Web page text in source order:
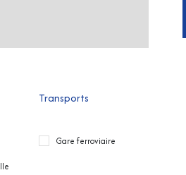
Transports
Gare ferroviaire